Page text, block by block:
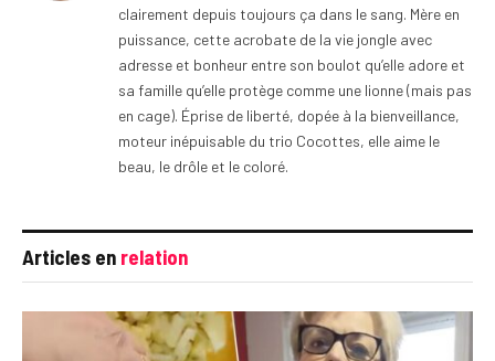
clairement depuis toujours ça dans le sang. Mère en
puissance, cette acrobate de la vie jongle avec
adresse et bonheur entre son boulot qu’elle adore et
sa famille qu’elle protège comme une lionne (mais pas
en cage). Éprise de liberté, dopée à la bienveillance,
moteur inépuisable du trio Cocottes, elle aime le
beau, le drôle et le coloré.
Articles en relation